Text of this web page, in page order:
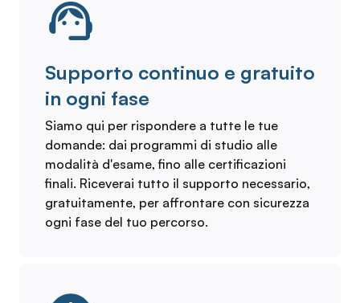
Supporto continuo e gratuito
in ogni fase
Siamo qui per rispondere a tutte le tue
domande: dai programmi di studio alle
modalità d'esame, fino alle certificazioni
finali. Riceverai tutto il supporto necessario,
gratuitamente, per affrontare con sicurezza
ogni fase del tuo percorso.